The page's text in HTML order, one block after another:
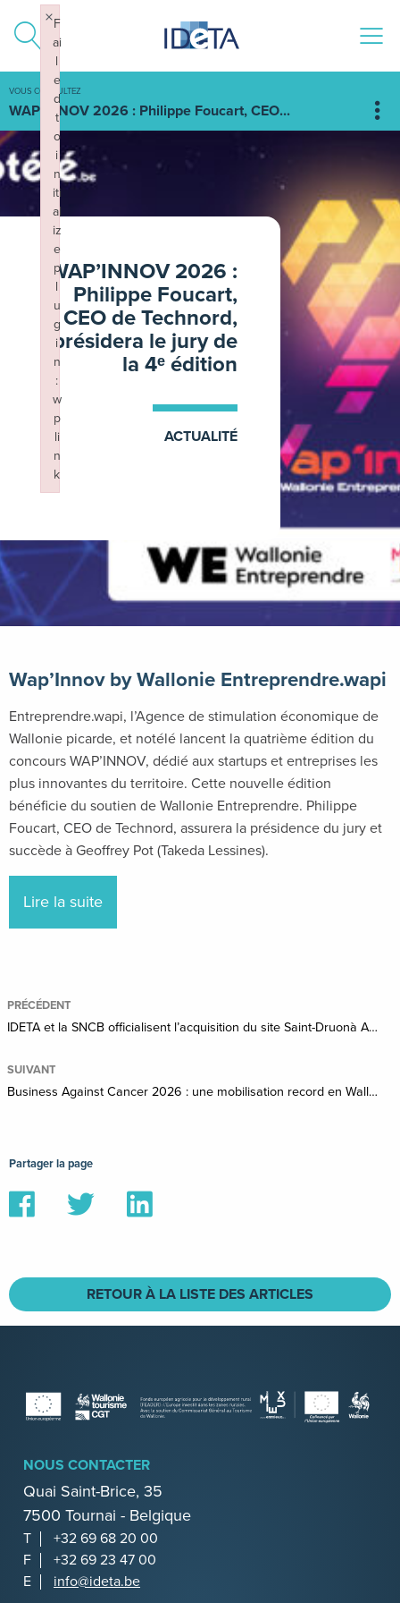
VOUS CONSULTEZ
WAP’INNOV 2026 : Philippe Foucart, CEO...
WAP’INNOV 2026 :
Philippe Foucart,
CEO de Technord,
présidera le jury de
la 4ᵉ édition
ACTUALITÉ
Wap’Innov by Wallonie Entreprendre.wapi
Entreprendre.wapi, l’Agence de stimulation économique de
Wallonie picarde, et notélé lancent la quatrième édition du
concours WAP’INNOV, dédié aux startups et entreprises les
plus innovantes du territoire. Cette nouvelle édition
bénéficie du soutien de Wallonie Entreprendre. Philippe
Foucart, CEO de Technord, assurera la présidence du jury et
succède à Geoffrey Pot (Takeda Lessines).
Lire la suite
PRÉCÉDENT
IDETA et la SNCB officialisent l’acquisition du site Saint-Druonà Antoing
SUIVANT
Business Against Cancer 2026 : une mobilisation record en Wallonie picarde au profit de la recherche contre le cancer
Partager la page
Partager
sur
Partager
sur
Partager
sur
RETOUR À LA LISTE DES ARTICLES
NOUS CONTACTER
Quai Saint-Brice, 35
7500 Tournai - Belgique
T
+32 69 68 20 00
F
+32 69 23 47 00
E
info@ideta.be
F
ai
l
e
d
t
o
i
n
iti
al
iz
e
p
l
u
g
i
n
:
w
p
li
n
k
×
Failed to initialize plugin: wplink